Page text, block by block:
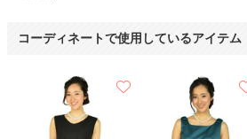
コーディネートで使用しているアイテム